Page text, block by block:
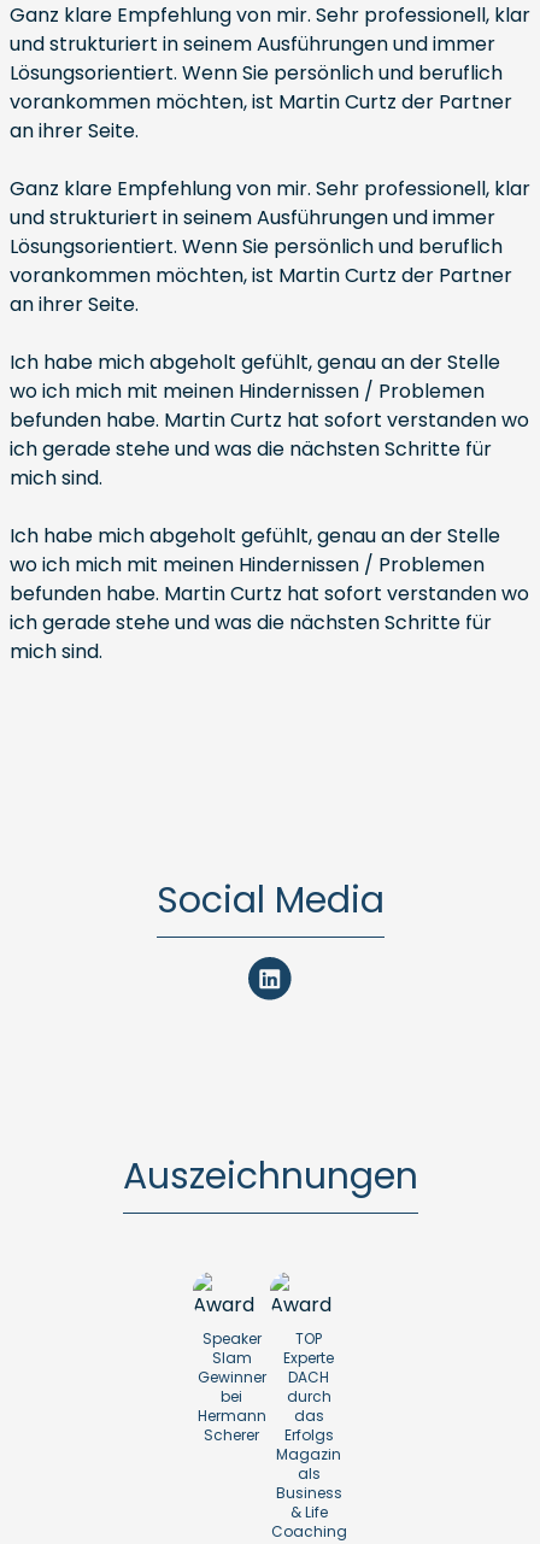
Ganz klare Empfehlung von mir. Sehr professionell, klar
und strukturiert in seinem Ausführungen und immer
Lösungsorientiert. Wenn Sie persönlich und beruflich
vorankommen möchten, ist Martin Curtz der Partner
an ihrer Seite.
Ganz klare Empfehlung von mir. Sehr professionell, klar
und strukturiert in seinem Ausführungen und immer
Lösungsorientiert. Wenn Sie persönlich und beruflich
vorankommen möchten, ist Martin Curtz der Partner
an ihrer Seite.
Ich habe mich abgeholt gefühlt, genau an der Stelle
wo ich mich mit meinen Hindernissen / Problemen
befunden habe. Martin Curtz hat sofort verstanden wo
ich gerade stehe und was die nächsten Schritte für
mich sind.
Ich habe mich abgeholt gefühlt, genau an der Stelle
wo ich mich mit meinen Hindernissen / Problemen
befunden habe. Martin Curtz hat sofort verstanden wo
ich gerade stehe und was die nächsten Schritte für
mich sind.
Social Media
Auszeichnungen
Speaker
Slam
Gewinner
bei
Hermann
Scherer
TOP
Experte
DACH
durch
das
Erfolgs
Magazin
als
Business
& Life
Coaching